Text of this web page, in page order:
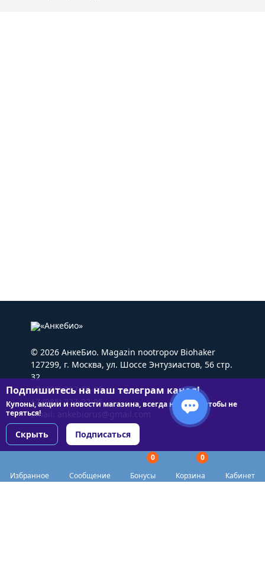
Избранное Сообщение
0
Бонусы
0
Корзина
Кабинет
© 2026 АнкеБио. Magazin nootropov Biohaker
127299, г. Москва, ул. Шоссе Энтузиастов, 56 стр.
32
+7 (495) 227-22-05
+7 (985) 227-22-05
Email: ankebiorus@gmail.com
Подпишитесь на наш телеграм канал!
Купоны, акции и новости магазина, всегда на связи чтобы не
теряться!
Скрыть Подписаться